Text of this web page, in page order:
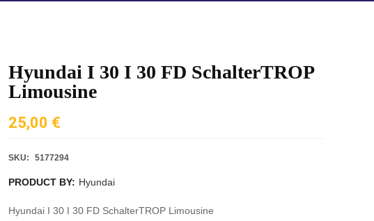
Hyundai I 30 I 30 FD SchalterTROP
Limousine
25,00 €
SKU: 5177294
PRODUCT BY: Hyundai
Hyundai I 30 I 30 FD SchalterTROP Limousine